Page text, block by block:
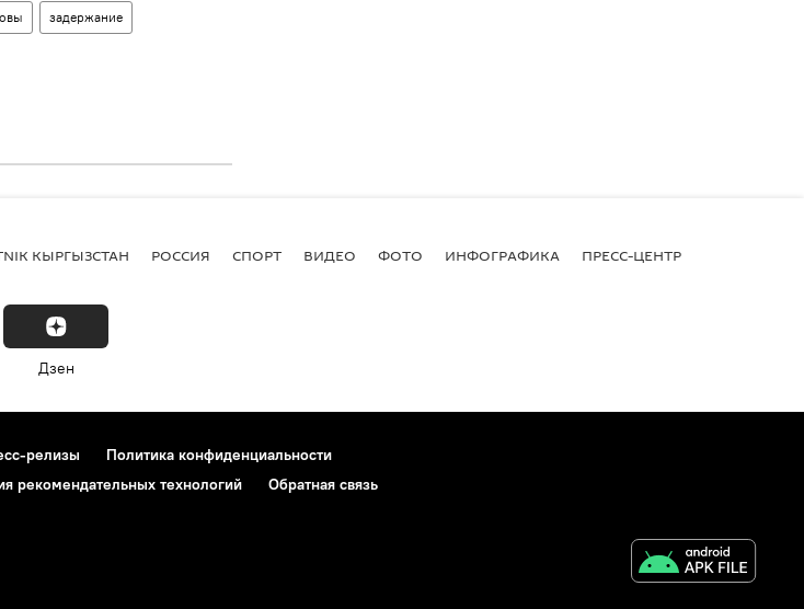
задержание
КЫРГЫЗСТАН РОССИЯ СПОРТ ВИДЕО ФОТО ИНФОГРАФИКА ПРЕСС-ЦЕНТР
Дзен
релизы
Политика конфиденциальности
рекомендательных технологий Обратная связь